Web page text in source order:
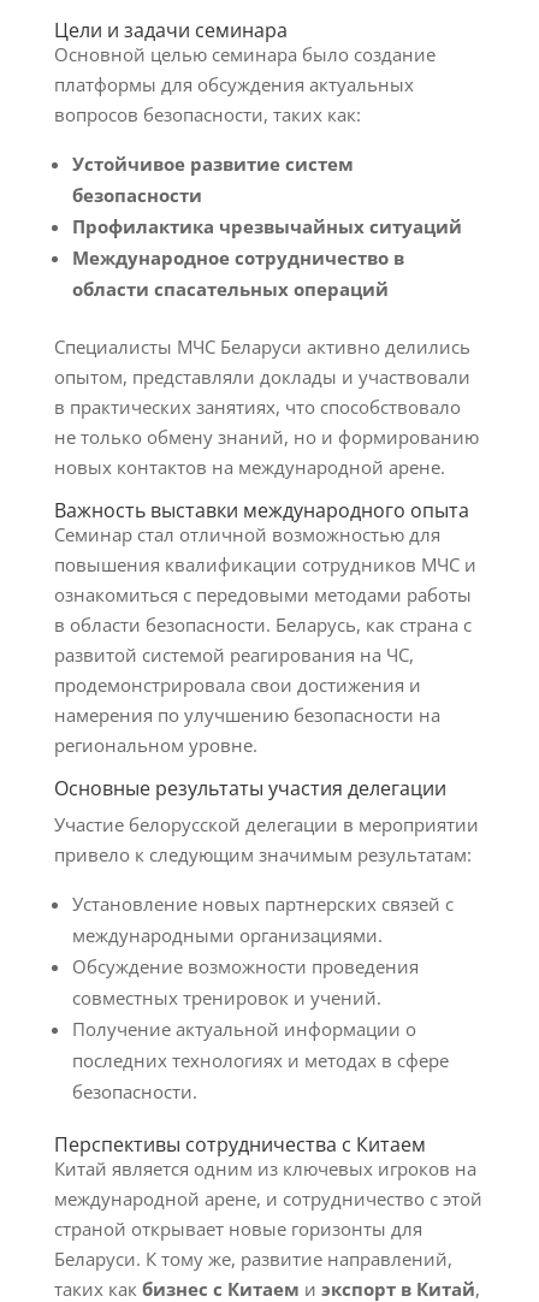
Цели и задачи семинара
Основной целью семинара было создание
платформы для обсуждения актуальных
вопросов безопасности, таких как:
Устойчивое развитие систем
безопасности
Профилактика чрезвычайных ситуаций
Международное сотрудничество в
области спасательных операций
Специалисты МЧС Беларуси активно делились
опытом, представляли доклады и участвовали
в практических занятиях, что способствовало
не только обмену знаний, но и формированию
новых контактов на международной арене.
Важность выставки международного опыта
Семинар стал отличной возможностью для
повышения квалификации сотрудников МЧС и
ознакомиться с передовыми методами работы
в области безопасности. Беларусь, как страна с
развитой системой реагирования на ЧС,
продемонстрировала свои достижения и
намерения по улучшению безопасности на
региональном уровне.
Основные результаты участия делегации
Участие белорусской делегации в мероприятии
привело к следующим значимым результатам:
Установление новых партнерских связей с
международными организациями.
Обсуждение возможности проведения
совместных тренировок и учений.
Получение актуальной информации о
последних технологиях и методах в сфере
безопасности.
Перспективы сотрудничества с Китаем
Китай является одним из ключевых игроков на
международной арене, и сотрудничество с этой
страной открывает новые горизонты для
Беларуси. К тому же, развитие направлений,
таких как бизнес с Китаем и экспорт в Китай,